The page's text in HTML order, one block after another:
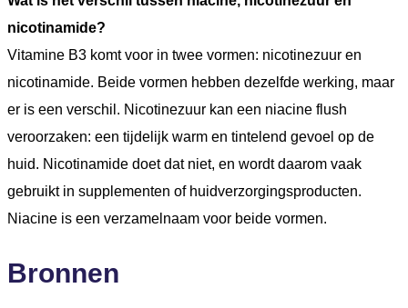
nicotinamide?
Vitamine B3 komt voor in twee vormen: nicotinezuur en
nicotinamide. Beide vormen hebben dezelfde werking, maar
er is een verschil. Nicotinezuur kan een niacine flush
veroorzaken: een tijdelijk warm en tintelend gevoel op de
huid. Nicotinamide doet dat niet, en wordt daarom vaak
gebruikt in supplementen of huidverzorgingsproducten.
Niacine is een verzamelnaam voor beide vormen.
Bronnen